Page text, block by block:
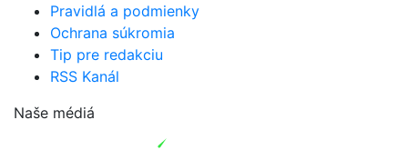
Pravidlá a podmienky
Ochrana súkromia
Tip pre redakciu
RSS Kanál
Naše médiá